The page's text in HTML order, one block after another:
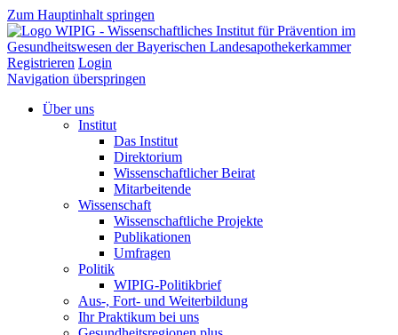
Zum Hauptinhalt springen
Registrieren Login
Navigation überspringen
Über uns
Institut
Das Institut
Direktorium
Wissenschaftlicher Beirat
Mitarbeitende
Wissenschaft
Wissenschaftliche Projekte
Publikationen
Umfragen
Politik
WIPIG-Politikbrief
Aus-, Fort- und Weiterbildung
Ihr Praktikum bei uns